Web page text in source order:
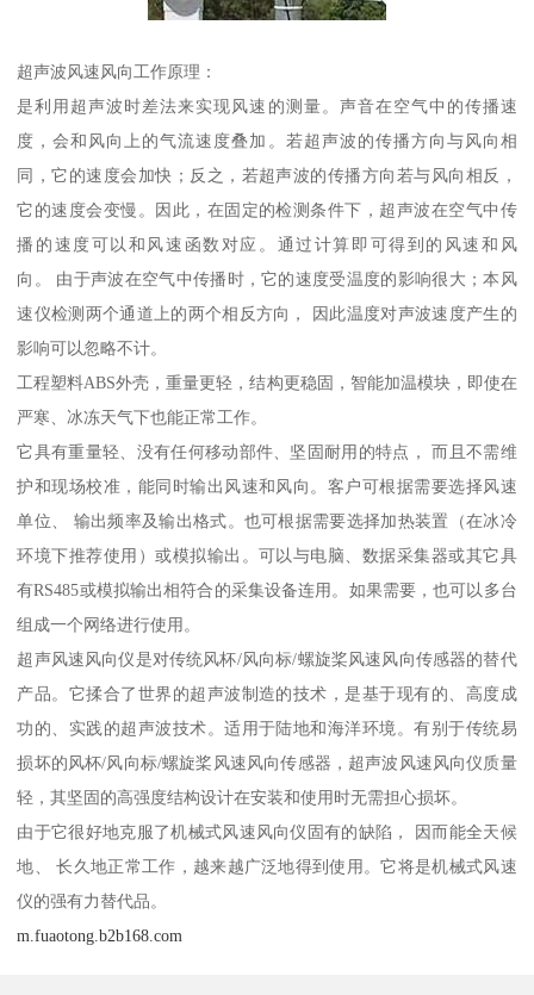
超声波风速风向工作原理：
是利用超声波时差法来实现风速的测量。声音在空气中的传播速
度，会和风向上的气流速度叠加。若超声波的传播方向与风向相
同，它的速度会加快；反之，若超声波的传播方向若与风向相反，
它的速度会变慢。因此，在固定的检测条件下，超声波在空气中传
播的速度可以和风速函数对应。通过计算即可得到的风速和风
向。 由于声波在空气中传播时，它的速度受温度的影响很大；本风
速仪检测两个通道上的两个相反方向， 因此温度对声波速度产生的
影响可以忽略不计。
工程塑料ABS外壳，重量更轻，结构更稳固，智能加温模块，即使在
严寒、冰冻天气下也能正常工作。
它具有重量轻、没有任何移动部件、坚固耐用的特点， 而且不需维
护和现场校准，能同时输出风速和风向。客户可根据需要选择风速
单位、 输出频率及输出格式。也可根据需要选择加热装置（在冰冷
环境下推荐使用）或模拟输出。可以与电脑、数据采集器或其它具
有RS485或模拟输出相符合的采集设备连用。如果需要，也可以多台
组成一个网络进行使用。
超声风速风向仪是对传统风杯/风向标/螺旋桨风速风向传感器的替代
产品。它揉合了世界的超声波制造的技术，是基于现有的、高度成
功的、实践的超声波技术。适用于陆地和海洋环境。有别于传统易
损坏的风杯/风向标/螺旋桨风速风向传感器，超声波风速风向仪质量
轻，其坚固的高强度结构设计在安装和使用时无需担心损坏。
由于它很好地克服了机械式风速风向仪固有的缺陷， 因而能全天候
地、 长久地正常工作，越来越广泛地得到使用。它将是机械式风速
仪的强有力替代品。
m.fuaotong.b2b168.com